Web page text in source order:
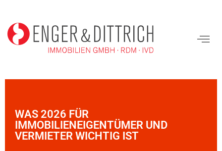
WAS 2026 FÜR
IMMOBILIENEIGENTÜMER UND
VERMIETER WICHTIG IST